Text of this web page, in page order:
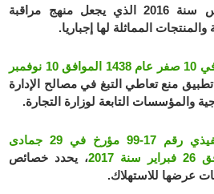
1437 الموافق 21 مارس سنة 2016 الذي يجعل منهج مراقبة
المماثلة لها إجباريا.
قرار مؤرخ في 10 صفر عام 1438 الموافق 10 نوفمبر
منع تعاطي التبغ في مصالح الإدارة
والمؤسسات التابعة لوزارة التجارة.
مرسوم تنفيذي رقم 17-99 مؤرخ في 29 جمادى
، يحدد خصائص
عرضها للاستهلاك.